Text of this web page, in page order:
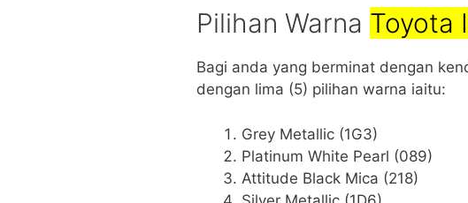
Pilihan Warna Toyota
Bagi anda yang berminat dengan
dengan lima (5) pilihan warna iaitu:
Grey Metallic (1G3)
Platinum White Pearl (089)
Attitude Black Mica (218)